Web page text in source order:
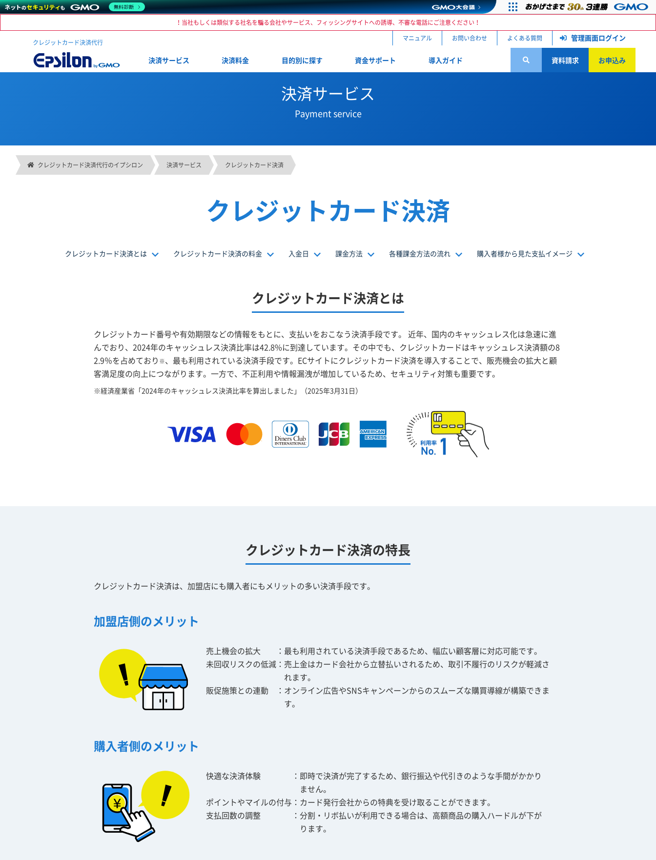
！当社もしくは類似する社名を騙る会社やサービス、フィッシングサイトへの誘導、不審な電話にご注意ください！
クレジットカード決済代行 マニュアル お問い合わせ よくある質問
決済サービス 決済料金 目的別に探す 資金サポート 導入ガイド 資料請求 お申込み
管理画面ログイン
決済サービス
Payment service
クレジットカード決済代行のイプシロン 決済サービス クレジットカード決済
クレジットカード決済
クレジットカード決済とは クレジットカード決済の料金 入金日 課金方法 各種課金方法の流れ 購入者様から見た支払イメージ
クレジットカード決済とは
クレジットカード番号や有効期限などの情報をもとに、支払いをおこなう決済手段です。 近年、国内のキャッシュレス化は急速に進
んでおり、2024年のキャッシュレス決済比率は42.8%に到達しています。その中でも、クレジットカードはキャッシュレス決済額の8
2.9％を占めており ※、最も利用されている決済手段です。ECサイトにクレジットカード決済を導入することで、販売機会の拡大と顧
客満足度の向上につながります。一方で、不正利用や情報漏洩が増加しているため、セキュリティ対策も重要です。
※経済産業省「2024年のキャッシュレス決済比率を算出しました」（2025年3月31日）
クレジットカード決済の特長
クレジットカード決済は、加盟店にも購入者にもメリットの多い決済手段です。
加盟店側のメリット
売上機会の拡大
最も利用されている決済手段であるため、幅広い顧客層に対応可能です。
未回収リスクの低減
売上金はカード会社から立替払いされるため、取引不履行のリスクが軽減さ
れます。
販促施策との連動
オンライン広告やSNSキャンペーンからのスムーズな購買導線が構築できま
す。
購入者側のメリット
快適な決済体験
即時で決済が完了するため、銀行振込や代引きのような手間がかかり
ません。
ポイントやマイルの付与
カード発行会社からの特典を受け取ることができます。
支払回数の調整
分割・リボ払いが利用できる場合は、高額商品の購入ハードルが下が
ります。
無料診断